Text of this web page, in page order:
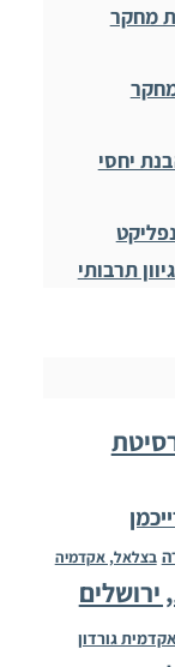
מחקר
יחסי
תרבותי
בצלאל, אקדמיה
גורדון